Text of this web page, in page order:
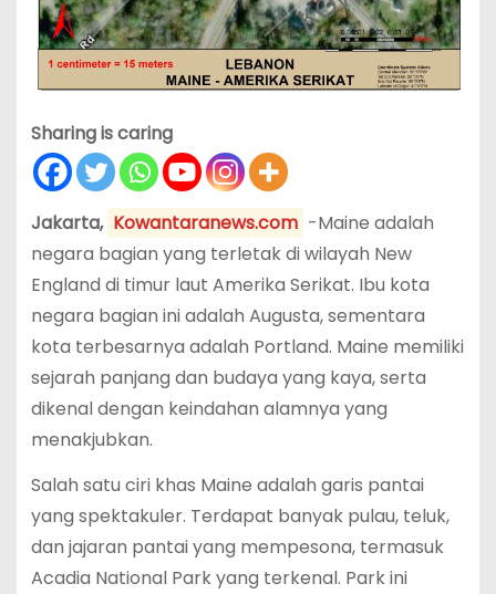
Sharing is caring
Jakarta, Kowantaranews.com -Maine adalah
negara bagian yang terletak di wilayah New
England di timur laut Amerika Serikat. Ibu kota
negara bagian ini adalah Augusta, sementara
kota terbesarnya adalah Portland. Maine memiliki
sejarah panjang dan budaya yang kaya, serta
dikenal dengan keindahan alamnya yang
menakjubkan.
Salah satu ciri khas Maine adalah garis pantai
yang spektakuler. Terdapat banyak pulau, teluk,
dan jajaran pantai yang mempesona, termasuk
Acadia National Park yang terkenal. Park ini